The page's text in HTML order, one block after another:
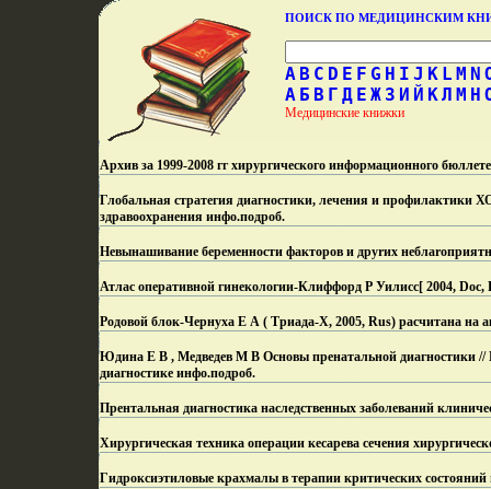
ПОИСК ПО МЕДИЦИНСКИМ
A B C D E F G H I J K L M N
А Б В Г Д Е Ж З И Й КЛ М Н
Медицинские книжки
Архив за 1999-2008 гг хирургического информационного
Глобальная стратегия диагностики, лечения и профилактики
здравоохранения инфо.подроб.
Невынашивание беременности факторов и друrих
Атлас оперативной гинекологии-Клиффорд Р Уилисс[ 2004,
Родовой блок-Чернуха Е А ( Триада-Х, 2005, Rus) расчитана на
Юдина Е В , Медведев М В Основы пренатальной диагностики //
диагностике инфо.подроб.
Прентальная диагностика наследственных заболеваний
Хирургическая техника операции кесарева сечения
Гидроксиэтиловые крахмалы в терапии критических